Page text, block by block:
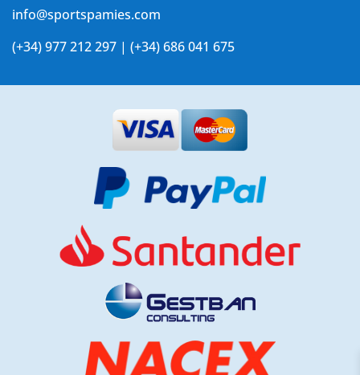
info@sportspamies.com
(+34) 977 212 297 | (+34) 686 041 675